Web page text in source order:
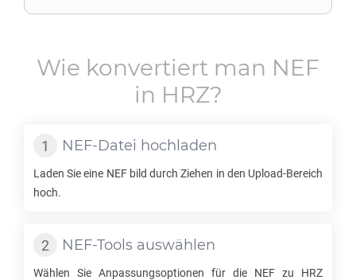
Wie konvertiert man NEF
in HRZ?
NEF-Datei hochladen
Laden Sie eine NEFbild durch Ziehen in den Upload-Bereich
hoch.
NEF-Tools auswählen
Wählen Sie Anpassungsoptionen für die NEF zu HRZ